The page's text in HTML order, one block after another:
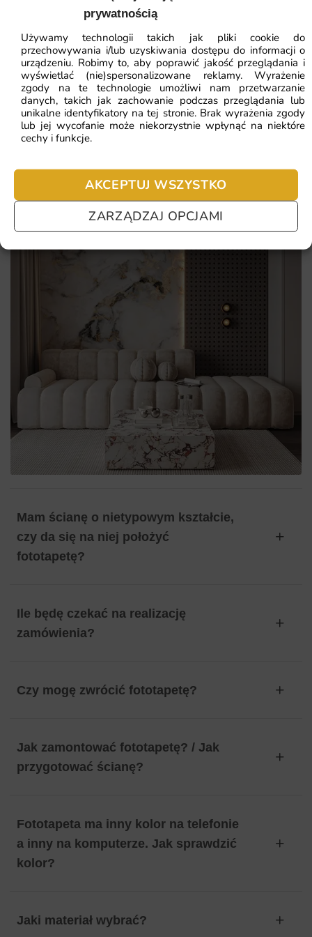
prywatnością
Używamy technologii takich jak pliki cookie do
przechowywania i/lub uzyskiwania dostępu do informacji o
urządzeniu. Robimy to, aby poprawić jakość przeglądania i
wyświetlać (nie)spersonalizowane reklamy. Wyrażenie
zgody na te technologie umożliwi nam przetwarzanie
danych, takich jak zachowanie podczas przeglądania lub
unikalne identyfikatory na tej stronie. Brak wyrażenia zgody
lub jej wycofanie może niekorzystnie wpłynąć na niektóre
cechy i funkcje.
AKCEPTUJ WSZYSTKO
ZARZĄDZAJ OPCJAMI
sprawiają, że motyw będzie cieszył oczy przez wiele lat,
zachowując pierwotną głębię barw i ostrość detali.
To rozwiązanie dla osób, które chcą wyróżnić się
oryginalną aranżacją i połączyć estetykę z trwałością.
Sprawdź najważniejsze atuty tej kompozycji:
Elegancki motyw botaniczny
Naturalna, zielona paleta
Uniwersalny akcent dekoracyjny
Najczęściej zadawane pytania
Pomagamy i doradzamy przy każdym zakupie. Ale jeżeli
nie chcesz czekać – sprawdź najczęściej zadawane pytania.
Mam ścianę o nietypowym kształcie,
czy da się na niej położyć
fototapetę?
Ile będę czekać na realizację
zamówienia?
Czy mogę zwrócić fototapetę?
Jak zamontować fototapetę? / Jak
przygotować ścianę?
Fototapeta ma inny kolor na telefonie
a inny na komputerze. Jak sprawdzić
kolor?
Jaki materiał wybrać?